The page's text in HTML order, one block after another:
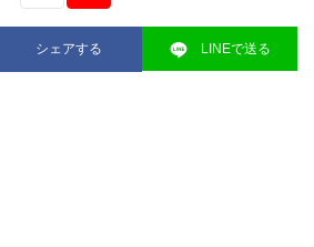
シェアする LINEで送る